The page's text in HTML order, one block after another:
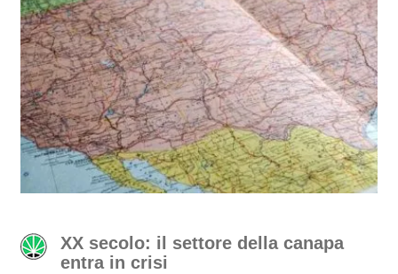
XX secolo: il settore della canapa
entra in crisi